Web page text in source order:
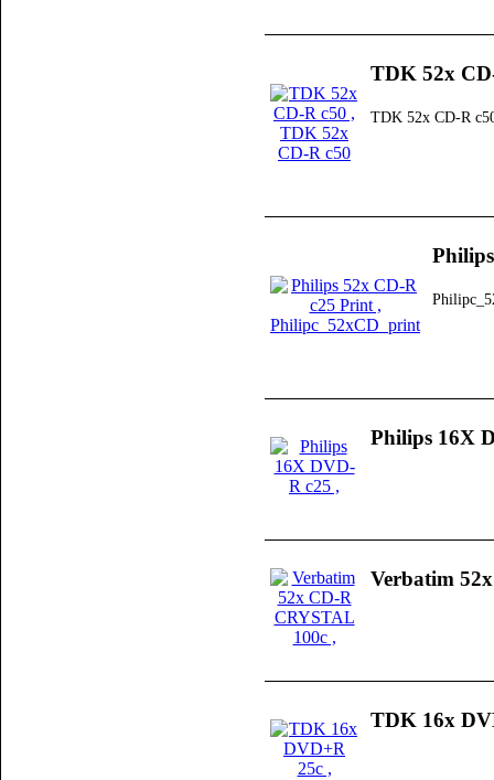
TDK 52x
TDK 52x CD-R
Philips 16X
Verbatim
TDK 16x